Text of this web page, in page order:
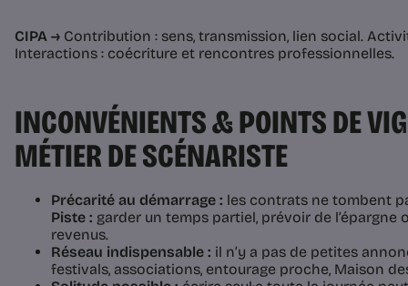
CIPA → Contribution : sens, transmission, lien social.
Interactions : coécriture et rencontres professionnelles.
INCONVÉNIENTS & POINTS DE
MÉTIER DE SCÉNARISTE
Précarité au démarrage : les contrats ne tombent
Piste : garder un temps partiel, prévoir de l’épargne
revenus.
Réseau indispensable : il n’y a pas de petites
festivals, associations, entourage proche, Maison